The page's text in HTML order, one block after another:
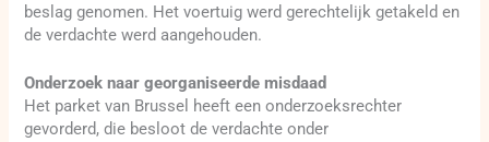
beslag genomen. Het voertuig werd gerechtelijk getakeld en
de verdachte werd aangehouden.
Onderzoek naar georganiseerde misdaad
Het parket van Brussel heeft een onderzoeksrechter
gevorderd, die besloot de verdachte onder